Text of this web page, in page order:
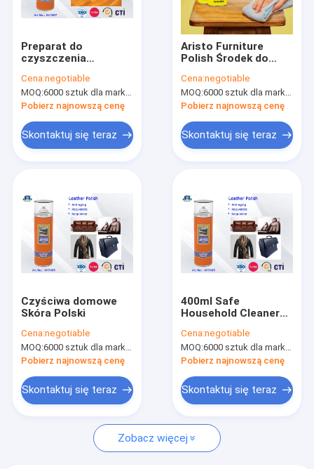
Produkty
O nas
Wycieczka po fabryce
Farba w sprayu z tkaniny
Farba w sprayu Graffiti
Farba akrylowa w sprayu
Preparat do
czyszczenia
gospodarstwa
domowego Crystal
Wooden Floor
wieloma zapachami
Cena:negotiable
MOQ:6000 sztuk dla marki Aristo, 15000 sztuk dla marki klienta
Pobierz najnowszą cenę
Skontaktuj się teraz
Aristo Furniture
Polish Środek do
SGS 400ml Różne
zapachy
Cena:negotiable
MOQ:6000 sztuk dla marki Aristo, 15000 sztuk dla marki klienta;
Pobierz najnowszą cenę
Skontaktuj się teraz
Czyściwa domowe
Skóra Polski
Cena:negotiable
MOQ:6000 sztuk dla marki Aristo, 15000 sztuk dla marki klienta
Pobierz najnowszą cenę
Skontaktuj się teraz
400ml Safe
Household Cleaners
umiejętnością
penetracji i
odporności na
atmosferyczne
Cena:negotiable
MOQ:6000 sztuk dla marki Aristo, 15000 sztuk dla marki klienta
Pobierz najnowszą cenę
Skontaktuj się teraz
Zobacz więcej